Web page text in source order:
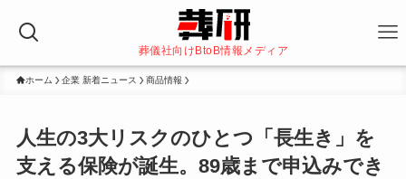
葬儀社向けBtoB情報メディア
ホーム 企業 新着ニュース 商品情報
人生の3大リスクのひとつ「長生き」を
支える保険が誕生。89歳まで申込みでき